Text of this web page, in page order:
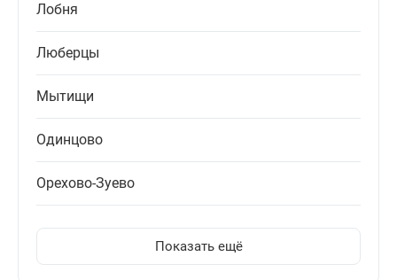
Лобня
Люберцы
Мытищи
Одинцово
Орехово-Зуево
Показать ещё